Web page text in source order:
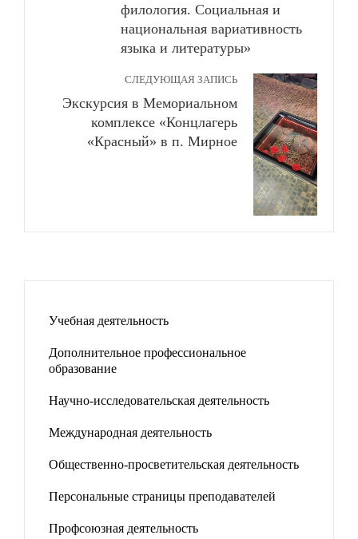
филология. Социальная и
национальная вариативность
языка и литературы»
СЛЕДУЮЩАЯ ЗАПИСЬ
Экскурсия в Мемориальном
комплексе «Концлагерь
«Красный» в п. Мирное
Учебная деятельность
Дополнительное профессиональное
образование
Научно-исследовательская деятельность
Международная деятельность
Общественно-просветительская деятельность
Персональные страницы преподавателей
Профсоюзная деятельность